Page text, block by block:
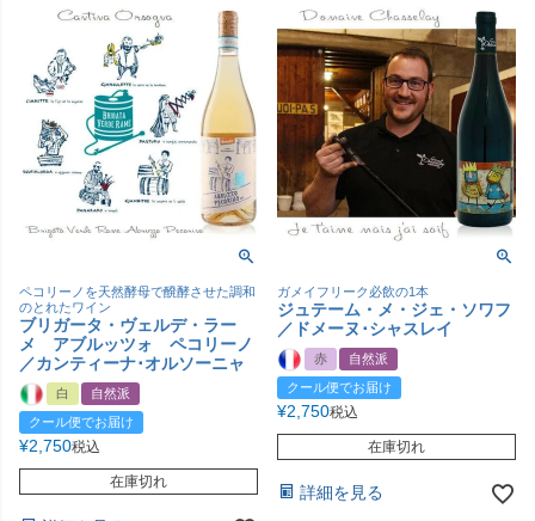
ペコリーノを天然酵母で醗酵させた調和
のとれたワイン
ブリガータ・ヴェルデ・ラー
メ アブルッツォ ペコリーノ
／カンティーナ･オルソーニャ
白
自然派
クール便でお届け
¥2,750税込
在庫切れ
ガメイフリーク必飲の1本
ジュテーム・メ・ジェ・ソワフ
／ドメーヌ･シャスレイ
赤
自然派
クール便でお届け
¥2,750税込
在庫切れ
詳細を見る